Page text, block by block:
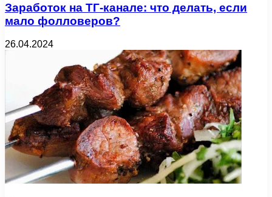
Заработок на ТГ-канале: что делать, если
мало фолловеров?
26.04.2024